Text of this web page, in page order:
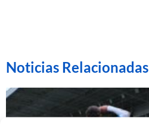
Noticias Relacionadas